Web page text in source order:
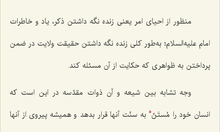
منظور از احيای امر يعنى زنده نگه داشتن ذكر، ياد و خاطرات
امام عليه‌السلام؛ به‌طور كلى زنده نگه‌ داشتن حقيقت ولايت در ضمن
پرداختن به ظواهرى كه حكايت از آن مسئله كند.
وجه تشابه بين شيعه و آن ذوات مقدّسه در اين است كه
انسان خود را مُستَنّ5به سنّت آنها قرار بدهد و هميشه پيروى از آنها